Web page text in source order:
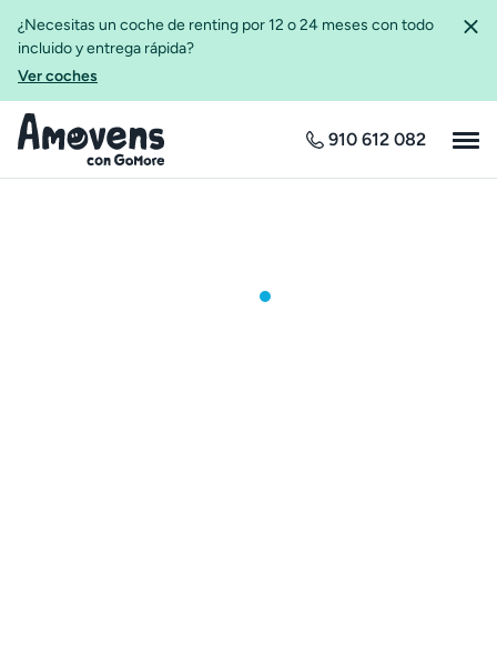
¿Necesitas un coche de renting por 12 o 24 meses con todo
incluido y entrega rápida?
Ver coches
910 612 082